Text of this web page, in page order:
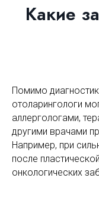
Какие
Помимо
отоларингологи
аллергологами,
другими врачами
Например, при
после
онкологических